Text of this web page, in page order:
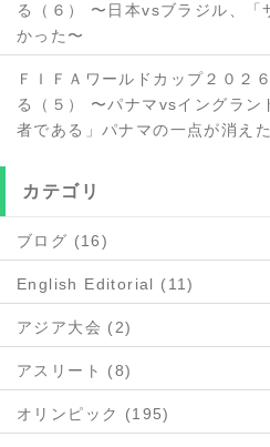
る（６） 〜日本vsブラジル、「
かった〜
ＦＩＦＡワールドカップ２０２
る（５） 〜パナマvsイングラン
者である」パナマの一点が消え
カテゴリ
ブログ (16)
English Editorial (11)
アジア大会 (2)
アスリート (8)
オリンピック (195)